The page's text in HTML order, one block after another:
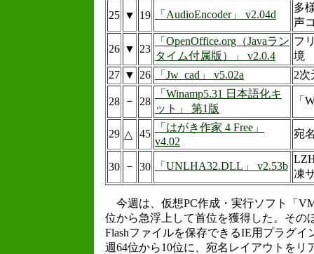
25 ▼ 19 「AudioEncoder」 v2.04d
多
声
26 ▼ 23
「OpenOffice.org（Javaラン
タイム付属版）」 v2.0.4
フ
境
27 ▼ 26 「Jw_cad」 v5.02a 2次
28 － 28
「Winamp5.31 日本語化キ
ット」 第1版
「
29 △ 45
「はがき作家 4 Free」
v4.02
宛
30 － 30 「UNLHA32.DLL」 v2.53b
凍
今週は、仮想PC作成・実行ソフト「
位から急浮上して首位を獲得した。その
Flashファイルを保存できるIE用プラグイ
週64位から10位に、宛名レイアウトをリ